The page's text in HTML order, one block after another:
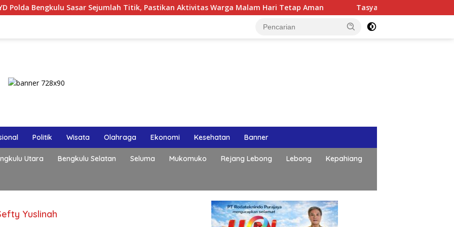
Sasar Sejumlah Titik, Pastikan Aktivitas Warga Malam Hari Tetap Aman Tasyakuran Hari Lahir ke-50 Bahlil
Politik Wisata Olahraga Ekonomi Kesehatan Banner
Utara Bengkulu Selatan Seluma Mukomuko Rejang Lebong Lebong Kepahiang
Yuslinah